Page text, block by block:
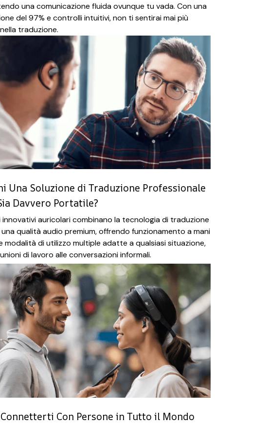
una comunicazione fluida ovunque tu vada. Con una
del 97% e controlli intuitivi, non ti sentirai mai più
traduzione.
Una Soluzione di Traduzione Professionale
Davvero Portatile?
innovativi auricolari combinano la tecnologia di traduzione
qualità audio premium, offrendo funzionamento a mani
modalità di utilizzo multiple adatte a qualsiasi situazione,
di lavoro alle conversazioni informali.
Con Persone in Tutto il Mondo